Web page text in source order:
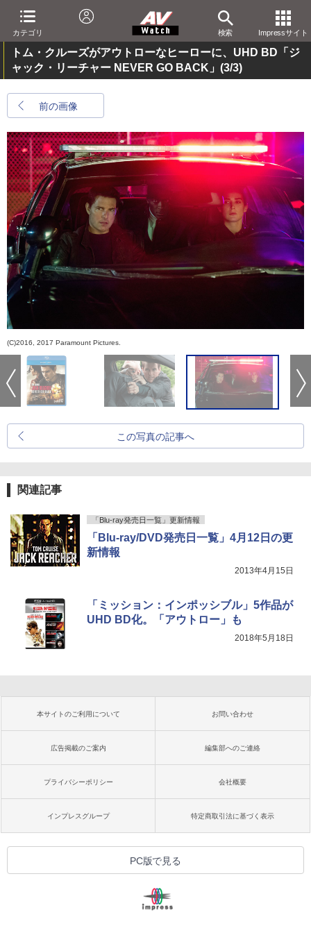
カテゴリ 検索 Impressサイト
トム・クルーズがアウトローなヒーローに、UHD BD「ジ
ャック・リーチャー NEVER GO BACK」 (3/3)
前の画像
(C)2016, 2017 Paramount Pictures.
この写真の記事へ
関連記事
「Blu-ray発売日一覧」更新情報
「Blu-ray/DVD発売日一覧」4月12日の更
新情報
2013年4月15日
「ミッション：インポッシブル」5作品が
UHD BD化。「アウトロー」も
2018年5月18日
本サイトのご利用について お問い合わせ
広告掲載のご案内 編集部へのご連絡
プライバシーポリシー 会社概要
インプレスグループ 特定商取引法に基づく表示
PC版で見る